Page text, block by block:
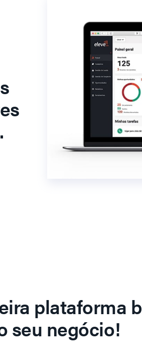
plataforma
seu negócio!